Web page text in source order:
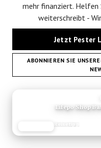
mehr finanziert. Helfen
weiterschreibt -
Jetzt Pester
ABONNIEREN SIE
Mumbai
Reise-Guide